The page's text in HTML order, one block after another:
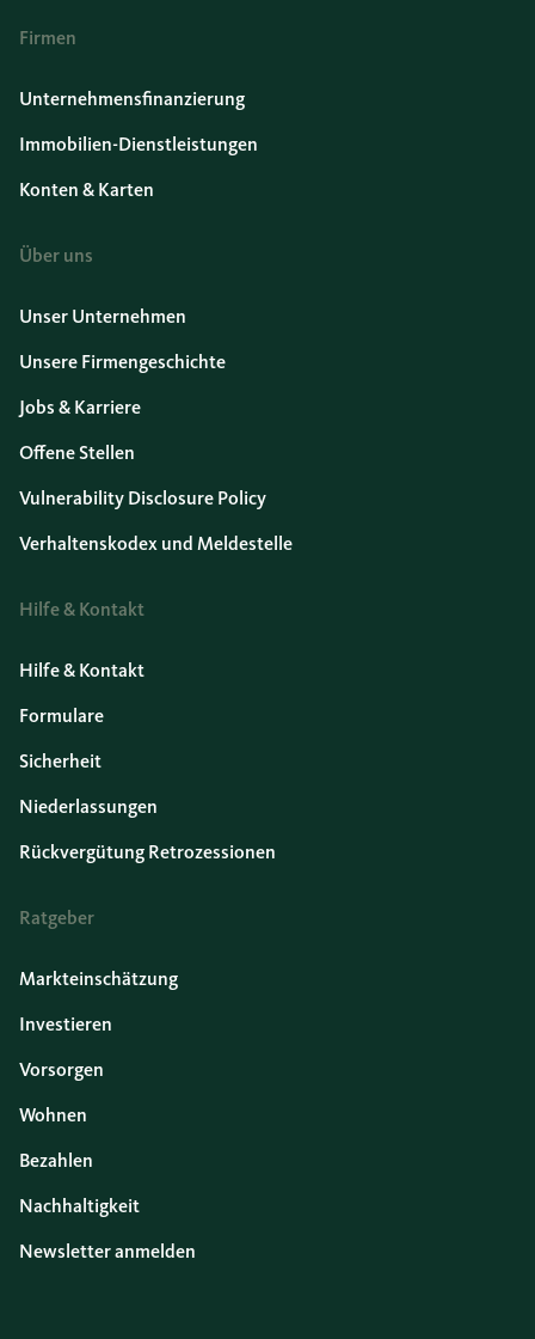
Firmen
Unternehmensfinanzierung
Immobilien-Dienstleistungen
Konten & Karten
Über uns
Unser Unternehmen
Unsere Firmengeschichte
Jobs & Karriere
Offene Stellen
Vulnerability Disclosure Policy
Verhaltenskodex und Meldestelle
Hilfe & Kontakt
Hilfe & Kontakt
Formulare
Sicherheit
Niederlassungen
Rückvergütung Retrozessionen
Ratgeber
Markteinschätzung
Investieren
Vorsorgen
Wohnen
Bezahlen
Nachhaltigkeit
Newsletter anmelden